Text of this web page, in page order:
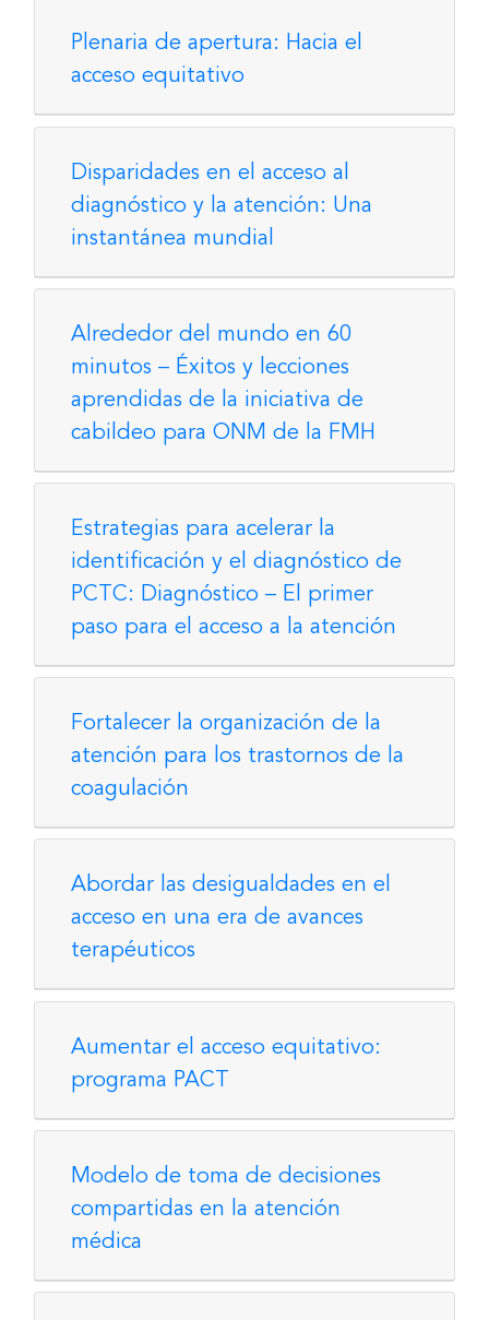
Plenaria de apertura: Hacia el
acceso equitativo
Disparidades en el acceso al
diagnóstico y la atención: Una
instantánea mundial
Alrededor del mundo en 60
minutos – Éxitos y lecciones
aprendidas de la iniciativa de
cabildeo para ONM de la FMH
Estrategias para acelerar la
identificación y el diagnóstico de
PCTC: Diagnóstico – El primer
paso para el acceso a la atención
Fortalecer la organización de la
atención para los trastornos de la
coagulación
Abordar las desigualdades en el
acceso en una era de avances
terapéuticos
Aumentar el acceso equitativo:
programa PACT
Modelo de toma de decisiones
compartidas en la atención
médica